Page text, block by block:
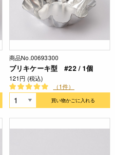
商品No.00693300
ブリキケーキ型 #22 / 1個
121円 (税込)
（1件）
買い物かごに入れる